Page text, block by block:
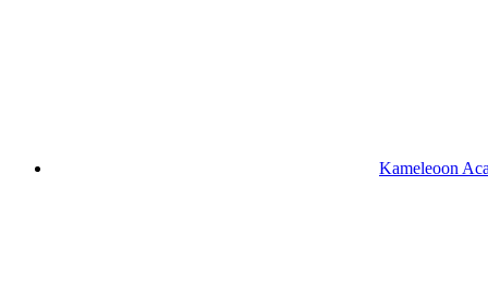
Kameleoon